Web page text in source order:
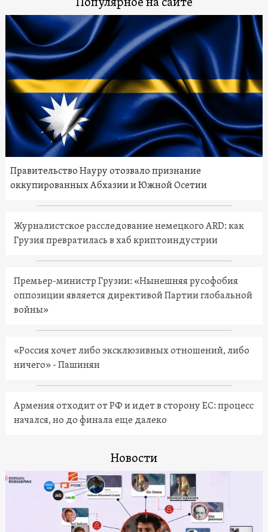
Правительство Науру отозвало признание
оккупированных Абхазии и Южной Осетии
Журналистское расследование немецкого ARD: как
Грузия превратилась в хаб криптоиндустрии
Премьер-министр Грузии: «Нынешняя русофобия
оппозиции является директивой Партии глобальной
войны»
«Россия хочет либо эксклюзивных отношений, либо
ничего» - Пашинян
Армения отходит от РФ и идет в сторону ЕС: процесс
начался, но до финала еще далеко
Новости